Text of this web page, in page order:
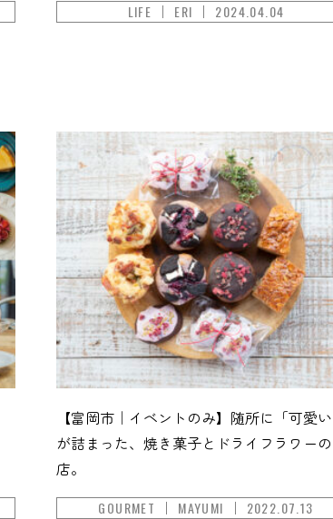
LIFE ERI 2024.04.04
【富岡市｜イベントのみ】随所に「可愛
が詰まった、焼き菓子とドライフラワー
店。
GOURMET MAYUMI 2022.07.13